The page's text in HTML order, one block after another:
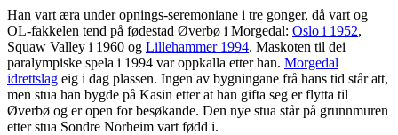
Han vart æra under opnings-seremoniane i tre gonger, då vart og
OL-fakkelen tend på fødestad Øverbø i Morgedal: Oslo i 1952,
Squaw Valley i 1960 og Lillehammer 1994. Maskoten til dei
paralympiske spela i 1994 var oppkalla etter han. Morgedal
idrettslag eig i dag plassen. Ingen av bygningane frå hans tid står att,
men stua han bygde på Kasin etter at han gifta seg er flytta til
Øverbø og er open for besøkande. Den nye stua står på grunnmuren
etter stua Sondre Norheim vart fødd i.